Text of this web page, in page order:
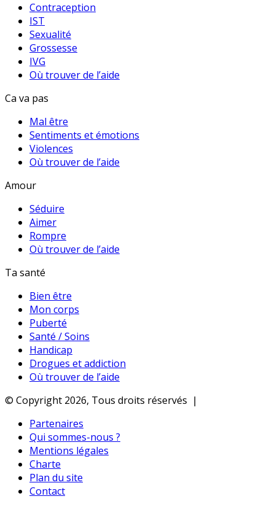
Contraception
IST
Sexualité
Grossesse
IVG
Où trouver de l’aide
Ca va pas
Mal être
Sentiments et émotions
Violences
Où trouver de l’aide
Amour
Séduire
Aimer
Rompre
Où trouver de l’aide
Ta santé
Bien être
Mon corps
Puberté
Santé / Soins
Handicap
Drogues et addiction
Où trouver de l’aide
© Copyright 2026, Tous droits réservés |
Partenaires
Qui sommes-nous ?
Mentions légales
Charte
Plan du site
Contact